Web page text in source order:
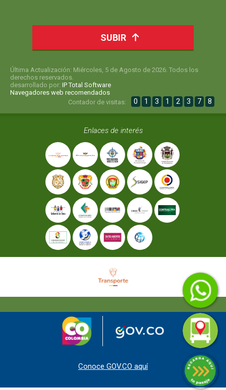
SUBIR
Última Actualización: Miércoles, 5 de Agosto de 2026. Todos los
derechos reservados.
desarrollado por: IP Total Software
Navegadores web recomendados
Contador de visitas:
0 1 3 1 2 3 7 8
Enlaces de interés
Conoce GOV.CO aquí